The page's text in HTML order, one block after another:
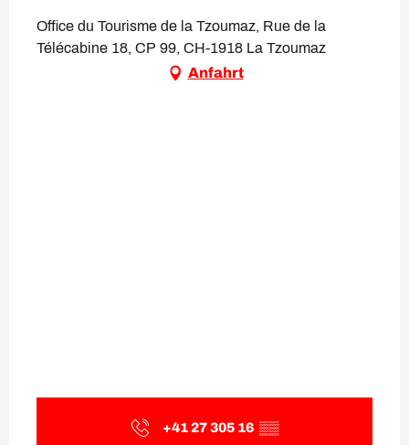
Office du Tourisme de la Tzoumaz, Rue de la
Télécabine 18, CP 99, CH-1918 La Tzoumaz
Anfahrt
+41 27 305 16 ▒▒